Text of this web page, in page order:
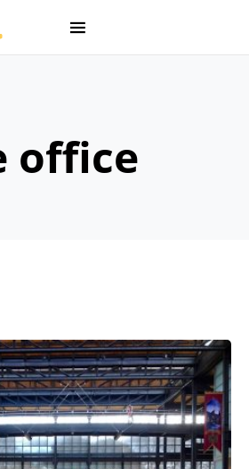
results are available use up and
office